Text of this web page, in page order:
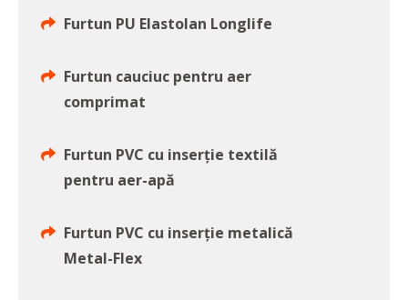
Furtun PU Elastolan Longlife
Furtun cauciuc pentru aer
comprimat
Furtun PVC cu inserție textilă
pentru aer-apă
Furtun PVC cu inserție metalică
Metal-Flex